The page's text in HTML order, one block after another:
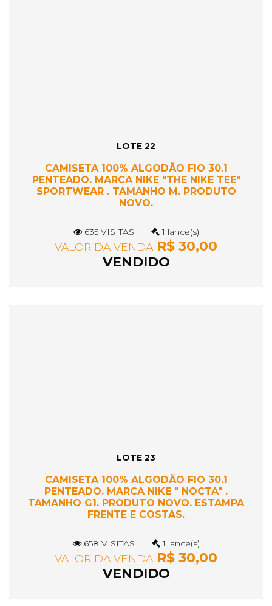
LOTE 22
CAMISETA 100% ALGODÃO FIO 30.1
PENTEADO. MARCA NIKE "THE NIKE TEE"
SPORTWEAR . TAMANHO M. PRODUTO
NOVO.
635 VISITAS 1 lance(s)
VALOR DA VENDAR$ 30,00
VENDIDO
LOTE 23
CAMISETA 100% ALGODÃO FIO 30.1
PENTEADO. MARCA NIKE " NOCTA" .
TAMANHO G1. PRODUTO NOVO. ESTAMPA
FRENTE E COSTAS.
658 VISITAS 1 lance(s)
VALOR DA VENDAR$ 30,00
VENDIDO